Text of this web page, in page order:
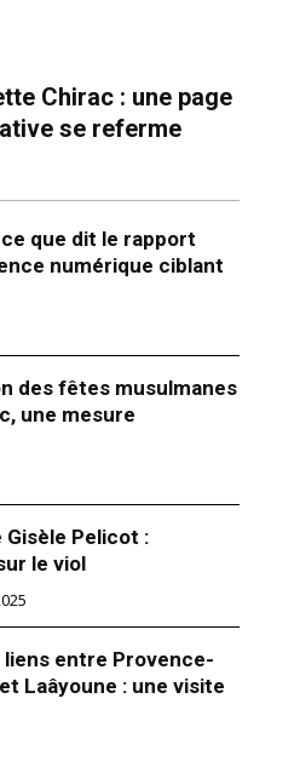
Chirac : une page
se referme
que dit le rapport
numérique ciblant
des fêtes musulmanes
une mesure
Gisèle Pelicot :
le viol
entre Provence-
Laâyoune : une visite